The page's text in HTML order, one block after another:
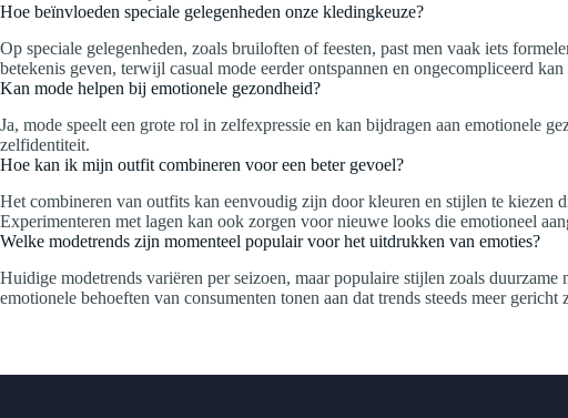
Hoe beïnvloeden speciale gelegenheden onze kledingkeuze?
Op speciale gelegenheden, zoals bruiloften of feesten, past men vaak iets
betekenis geven, terwijl casual mode eerder ontspannen en ongecompliceerd kan
Kan mode helpen bij emotionele gezondheid?
Ja, mode speelt een grote rol in zelfexpressie en kan bijdragen aan emotionele
zelfidentiteit.
Hoe kan ik mijn outfit combineren voor een beter gevoel?
Het combineren van outfits kan eenvoudig zijn door kleuren en stijlen te kiezen
Experimenteren met lagen kan ook zorgen voor nieuwe looks die emotioneel
Welke modetrends zijn momenteel populair voor het uitdrukken van emoties?
Huidige modetrends variëren per seizoen, maar populaire stijlen zoals
emotionele behoeften van consumenten tonen aan dat trends steeds meer